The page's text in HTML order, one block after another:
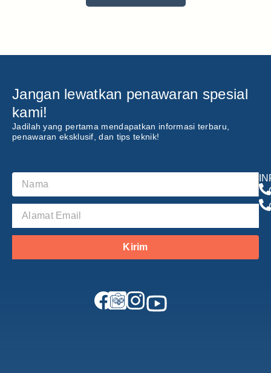
Jangan lewatkan penawaran spesial
kami!
Jadilah yang pertama mendapatkan informasi terbaru,
penawaran eksklusif, dan tips teknik!
Kirim